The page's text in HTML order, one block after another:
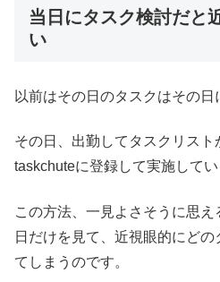
当日にタスク検討だと
い
以前はその日のタスクはその日
その日、出勤してタスクリス
taskchuteに登録して実施してい
この方法、一見よさそうに思
日だけを見て、近視眼的にどの
てしまうのです。